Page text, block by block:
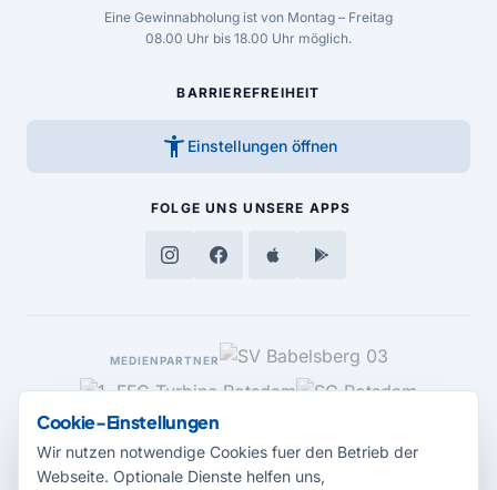
Eine Gewinnabholung ist von Montag – Freitag
08.00 Uhr bis 18.00 Uhr möglich.
BARRIEREFREIHEIT
accessibility_new Einstellungen öffnen
FOLGE UNS UNSERE APPS
MEDIENPARTNER
Cookie-Einstellungen
Wir nutzen notwendige Cookies fuer den Betrieb der
Webseite. Optionale Dienste helfen uns,